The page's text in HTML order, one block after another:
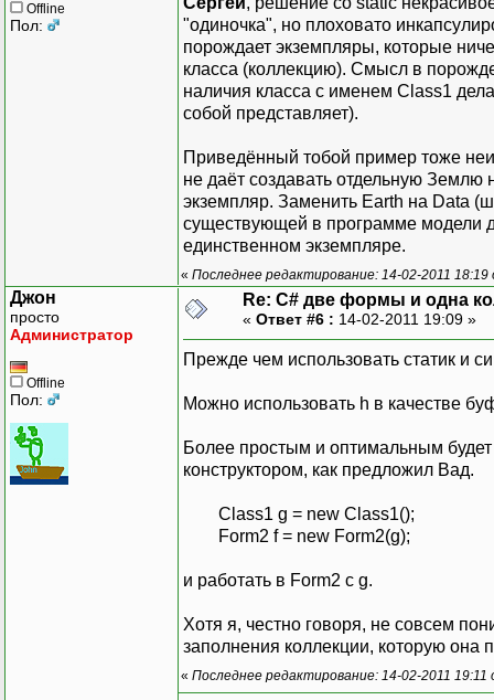
Offline
Пол:
"одиночка", но плоховато
порождает экземпляры, которые
класса (коллекцию). Смысл в
наличия класса с именем Class1
собой представляет).
Приведённый тобой пример тоже
не даёт создавать отдельную
экземпляр. Заменить Earth на Data
существующей в программе модели
единственном экземпляре.
« Последнее редактирование: 14-02-2011
Джон
просто
Администратор
Offline
Пол:
Re: C# две формы и одна
« Ответ #6 : 14-02-2011 19:09 »
Прежде чем использовать статик и
Можно использовать h в качестве
Более простым и оптимальным
конструктором, как предложил Вад.
Class1 g = new Class1();
Form2 f = new Form2(g);
и работать в Form2 с g.
Хотя я, честно говоря, не совсем
заполнения коллекции, которую она
« Последнее редактирование: 14-02-2011